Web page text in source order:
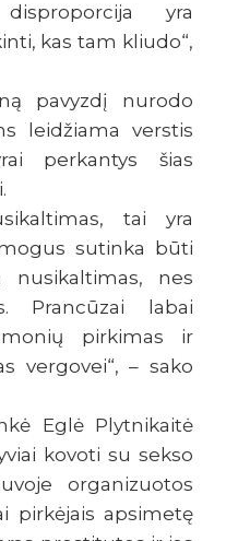
yra
kas tam kliudo“,
pavyzdį nurodo
leidžiama verstis
perkantys šias
tai yra
sutinka būti
nes
Prancūzai labai
pirkimas ir
vergovei“, – sako
Eglė Plytnikaitė
kovoti su sekso
organizuotos
pirkėjais apsimetę